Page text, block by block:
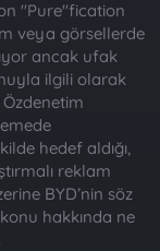
"Pure"fication
veya görsellerde
ancak ufak
ilgili olarak
hedef aldığı,
reklam
BYD’nin söz
hakkında ne